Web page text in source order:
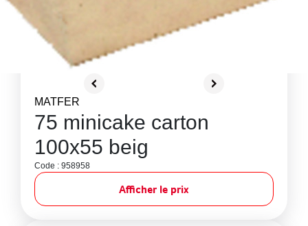
MATFER
75 minicake carton
100x55 beig
Code : 958958
Afficher le prix